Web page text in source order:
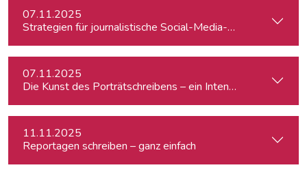
07.11.2025
Strategien für journalistische Social-Media-Recherchen
07.11.2025
Die Kunst des Porträtschreibens – ein Intensiv-Workshop
11.11.2025
Reportagen schreiben – ganz einfach